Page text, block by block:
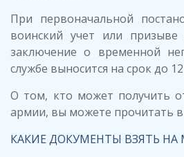
При первоначальной
воинский учет или
заключение о временной
службе выносится на срок до
О том, кто может получить
армии, вы можете прочитать
КАКИЕ ДОКУМЕНТЫ ВЗЯТЬ